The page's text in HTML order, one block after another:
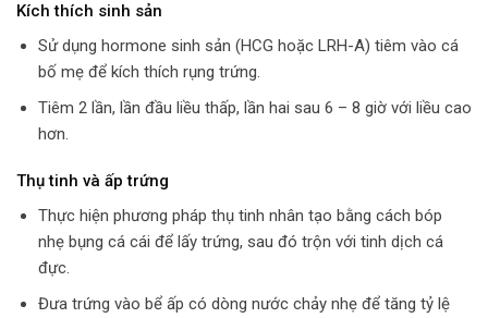
Kích thích sinh sản
Sử dụng hormone sinh sản (HCG hoặc LRH-A) tiêm vào cá
bố mẹ để kích thích rụng trứng.
Tiêm 2 lần, lần đầu liều thấp, lần hai sau 6 – 8 giờ với liều cao
hơn.
Thụ tinh và ấp trứng
Thực hiện phương pháp thụ tinh nhân tạo bằng cách bóp
nhẹ bụng cá cái để lấy trứng, sau đó trộn với tinh dịch cá
đực.
Đưa trứng vào bể ấp có dòng nước chảy nhẹ để tăng tỷ lệ